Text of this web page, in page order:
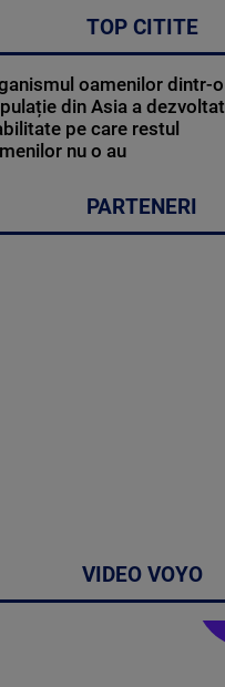
TOP CITITE
oamenilor dintr-o
din Asia a dezvoltat
pe care restul
nu o au
PARTENERI
VIDEO VOYO